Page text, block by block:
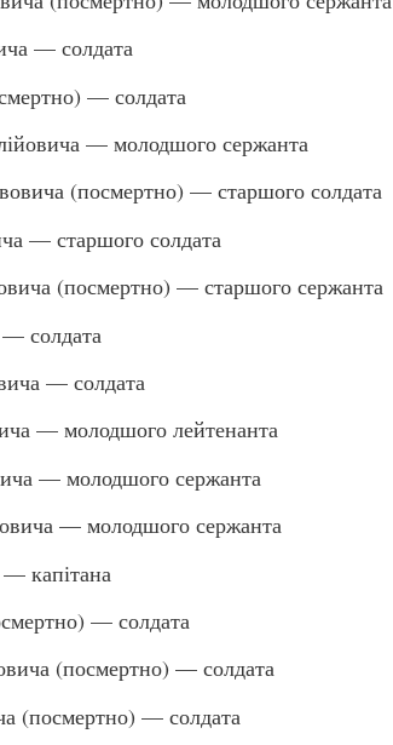
— солдата
— солдата
— молодшого сержанта
(посмертно) — старшого солдата
— старшого солдата
(посмертно) — старшого сержанта
солдата
— солдата
— молодшого лейтенанта
— молодшого сержанта
— молодшого сержанта
капітана
— солдата
(посмертно) — солдата
(посмертно) — солдата